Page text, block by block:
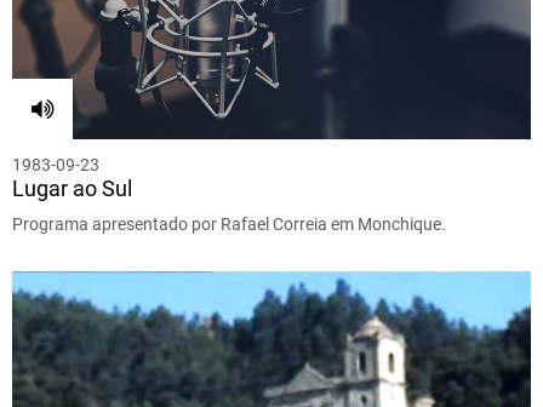
1983-09-23
Lugar ao Sul
Programa apresentado por Rafael Correia em Monchique.